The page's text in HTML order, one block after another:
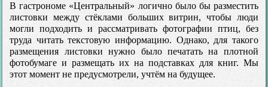
В гастрономе «Центральный» логично было бы разместить
листовки между стёклами больших витрин, чтобы люди
могли подходить и рассматривать фотографии птиц, без
труда читать текстовую информацию. Однако, для такого
размещения листовки нужно было печатать на плотной
фотобумаге и размещать их на подставках для книг. Мы
этот момент не предусмотрели, учтём на будущее.